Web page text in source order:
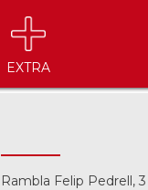
EXTRA
Rambla Felip Pedrell,